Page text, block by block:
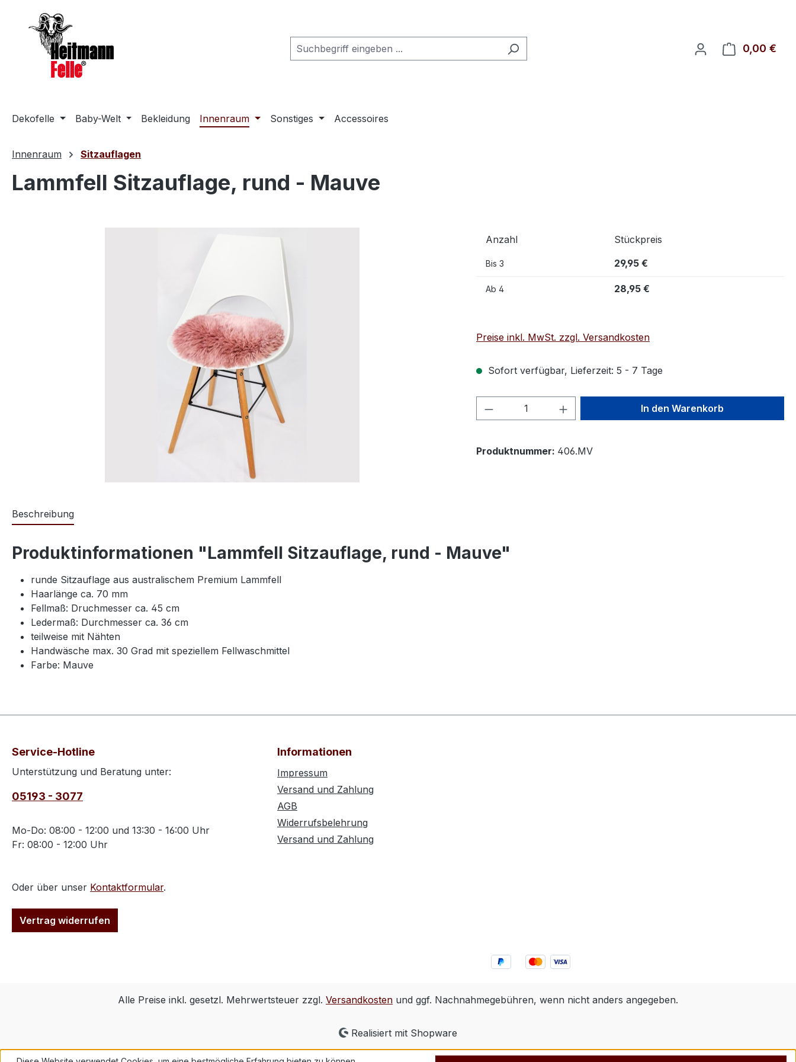
Hauptinhalt springen
Zur Suche springen
Zur Hauptnavigation springen
0,00 €
Dekofelle Baby-Welt Bekleidung Innenraum Sonstiges Accessoires
Innenraum Sitzauflagen
Lammfell Sitzauflage, rund - Mauve
Anzahl Stückpreis
Bis 3 29,95 €
Ab 4 28,95 €
Preise inkl. MwSt. zzgl. Versandkosten
Sofort verfügbar, Lieferzeit: 5 - 7 Tage
Produkt Anzahl: Gib den gewünschten Wert
In den Warenkorb
Produktnummer: 406.MV
Beschreibung
Produktinformationen "Lammfell Sitzauflage, rund - Mauve"
runde Sitzauflage aus australischem Premium Lammfell
Haarlänge ca. 70 mm
Fellmaß: Druchmesser ca. 45 cm
Ledermaß: Durchmesser ca. 36 cm
teilweise mit Nähten
Handwäsche max. 30 Grad mit speziellem Fellwaschmittel
Farbe: Mauve
Service-Hotline
Unterstützung und Beratung unter:
05193 - 3077
Mo-Do: 08:00 - 12:00 und 13:30 - 16:00 Uhr
Fr: 08:00 - 12:00 Uhr
Oder über unser Kontaktformular.
Vertrag widerrufen
Informationen
Impressum
Versand und Zahlung
AGB
Widerrufsbelehrung
Versand und Zahlung
Alle Preise inkl. gesetzl. Mehrwertsteuer zzgl. Versandkosten und ggf. Nachnahmegebühren, wenn nicht anders angegeben.
Realisiert mit Shopware